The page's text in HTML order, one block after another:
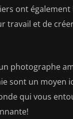
ont également
et de
photographe
sont un moyen
qui vous